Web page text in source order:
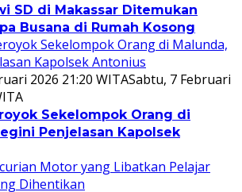
SD di Makassar Ditemukan
Busana di Rumah Kosong
2026 21:20 WITASabtu, 7 Februari
Sekelompok Orang di
Penjelasan Kapolsek